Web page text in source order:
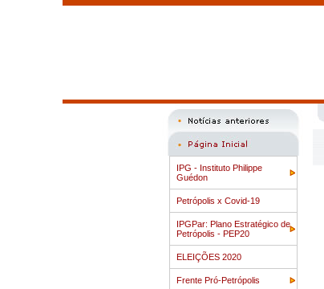
IPG - Instituto Philippe
Guédon
Petrópolis x Covid-19
IPGPar: Plano Estratégico de
Petrópolis - PEP20
ELEIÇÕES 2020
Frente Pró-Petrópolis